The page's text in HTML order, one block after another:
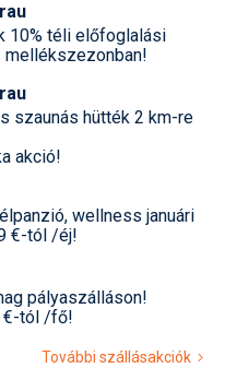
10% téli előfoglalási
szaunás hütték 2 km-re
akció!
wellness januári
€-tól /éj!
pályaszálláson!
€-tól /fő!
További szállásakciók